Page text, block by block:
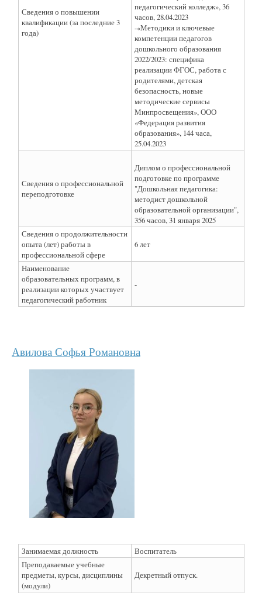
Сведения о повышении
квалификации (за последние 3
года)
педагогический колледж», 36
часов, 28.04.2023
-«Методики и ключевые
компетенции педагогов
дошкольного образования
2022/2023: специфика
реализации ФГОС, работа с
родителями, детская
безопасность, новые
методические сервисы
Минпросвещения», ООО
«Федерация развития
образования», 144 часа,
25.04.2023
Сведения о профессиональной
переподготовке
Диплом о профессиональной
подготовке по программе
"Дошкольная педагогика:
методист дошкольной
образовательной организации",
356 часов, 31 января 2025
Сведения о продолжительности
опыта (лет) работы в
профессиональной сфере
6 лет
Наименование
образовательных программ, в
реализации которых участвует
педагогический работник
-
Авилова Софья Романовна
Занимаемая должность
Воспитатель
Преподаваемые учебные
предметы, курсы, дисциплины
(модули)
Декретный отпуск.